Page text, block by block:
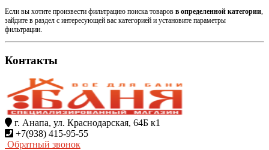
Если вы хотите произвести фильтрацию поиска товаров в определенной категории,
зайдите в раздел с интересующей вас категорией и установите параметры
фильтрации.
Контакты
г. Анапа, ул. Краснодарская, 64Б к1
+7(938) 415-95-55
Обратный звонок